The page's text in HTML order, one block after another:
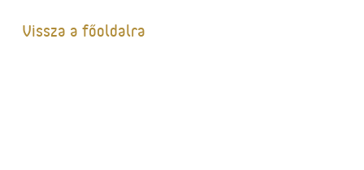
Vissza a főoldalra